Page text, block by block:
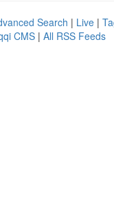
Search | Live |
CMS | All RSS Feeds